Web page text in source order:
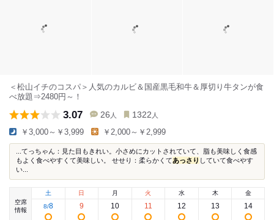
＜松山イチのコスパ＞人気のカルビ＆国産黒毛和牛＆厚切り牛タンが食
べ放題⇒2480円～！
3.07 26 人 1322 人
￥3,000～￥3,999 ￥2,000～￥2,999
...てっちゃん：見た目もきれい。小さめにカットされていて、脂も美味しく食感
もよく食べやすくて美味しい。 せせり：柔らかくてあっさり していて食べやす
い...
空席
情報
土
8/8
日
9
月
10
火
11
水
12
木
13
金
14